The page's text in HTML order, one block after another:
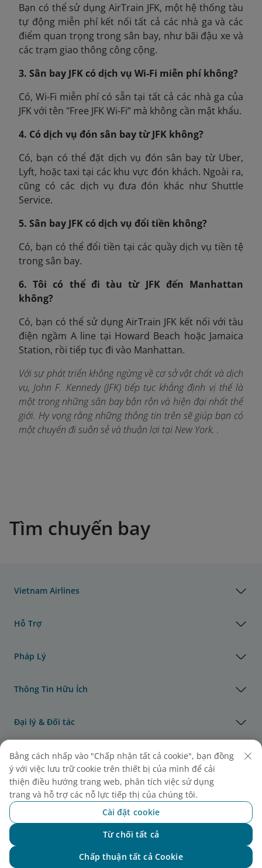
Bạn có thể sử dụng AirTrain JFK, một hệ thống tàu
tự động miễn phí kết nối tất cả các nhà ga và các
điểm quan trọng trong sân bay, như bãi đậu xe và
các trạm giao thông công cộng.
3. Sân bay JFK có dịch vụ Wi-Fi miễn phí không?
Có, Wi-Fi miễn phí có sẵn tại tất cả các nhà ga của
JFK với tên "Free JFK Wi-Fi” mà không cần mật khẩu.
4. Có dịch vụ đón sân bay từ JFK không?
Có, bạn có thể đặt dịch vụ đón sân bay từ Uber,
Lyft, hoặc taxi tại các khu vực đón khách. Ngoài ra,
cũng có các dịch vụ đưa đón khác như Shuttle
Service.
5. Sân bay JFK có dịch vụ đổi tiền không?
Có, bạn có thể đổi tiền tại các quầy dịch vụ tiền tệ
trong sân bay.
6. Tôi có thể đi tàu từ JFK đến Manhattan
không?
Có, bạn có thể sử dụng AirTrain JFK kết nối với tàu
điện ngầm A line tại Howard Beach hoặc Jamaica
Station, rồi tiếp tục đi vào Manhattan.
Với sự phát triển không ngừng về cơ sở vật chất và dịch
vụ, John F. Kennedy (JFK) tiếp tục khẳng định vị thế là
một trong những sân bay bận rộn và hiện đại nhất thế
giới. Hy vọng rằng những thông tin trên sẽ giúp bạn có
một chuyến đi suôn sẻ và thuận lợi tại New York. .
Tìm chuyến bay
Vietnam Airlines
Hỗ Trợ
Pháp Lý
Thông Tin Hữu Ích
Đại lý & Đối tác
Vận Tải Hàng Hóa
Giải thưởng của Vietnam Airlines
Bằng cách nhấp vào "Chấp nhận tất cả cookie", bạn đồng
ý với việc lưu trữ cookie trên thiết bị của mình để cải
thiện điều hướng trang web, phân tích việc sử dụng
trang và hỗ trợ các nỗ lực tiếp thị của chúng tôi.
Cài đặt cookie
Từ chối tất cả
Chấp thuận tất cả Cookie